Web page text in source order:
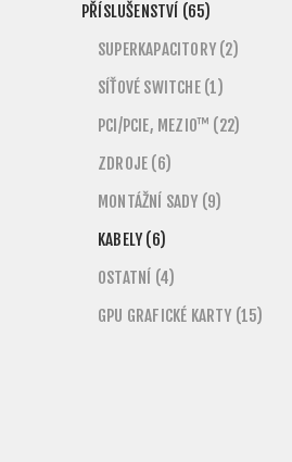
PŘÍSLUŠENSTVÍ (65)
SUPERKAPACITORY (2)
SÍŤOVÉ SWITCHE (1)
PCI/PCIE, MEZIO™ (22)
ZDROJE (6)
MONTÁŽNÍ SADY (9)
KABELY (6)
OSTATNÍ (4)
GPU GRAFICKÉ KARTY (15)